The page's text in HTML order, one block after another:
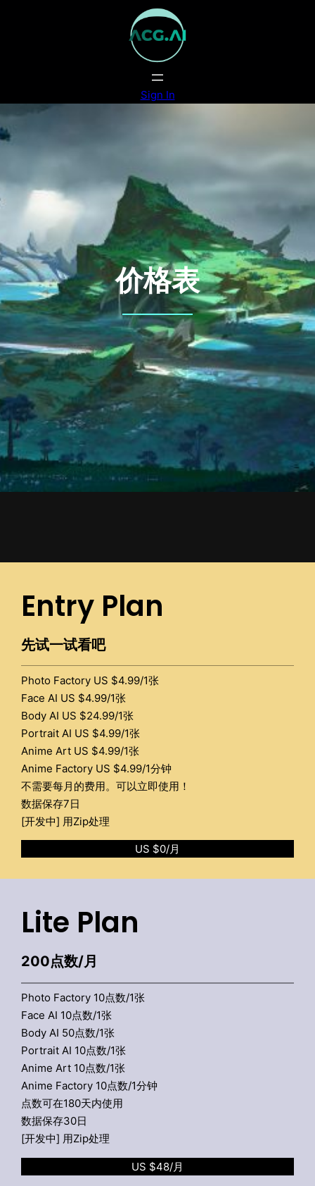
Sign In
价格表
Entry Plan
先试一试看吧
Photo Factory US $4.99/1张
Face AI US $4.99/1张
Body AI US $24.99/1张
Portrait AI US $4.99/1张
Anime Art US $4.99/1张
Anime Factory US $4.99/1分钟
不需要每月的费用。可以立即使用！
数据保存7日
[开发中] 用Zip处理
US $0/月
Lite Plan
200点数/月
Photo Factory 10点数/1张
Face AI 10点数/1张
Body AI 50点数/1张
Portrait AI 10点数/1张
Anime Art 10点数/1张
Anime Factory 10点数/1分钟
点数可在180天内使用
数据保存30日
[开发中] 用Zip处理
US $48/月